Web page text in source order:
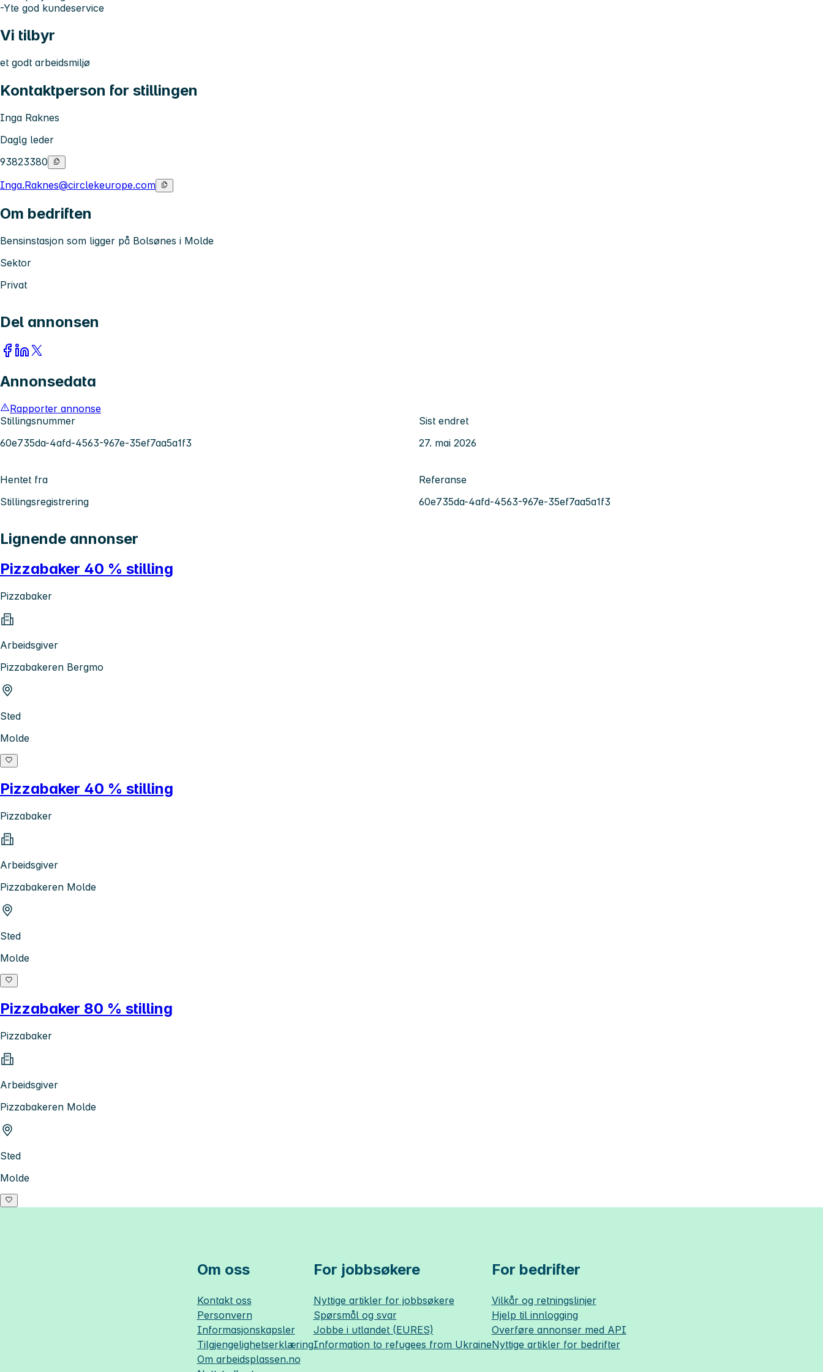
-Yte god kundeservice
Vi tilbyr
et godt arbeidsmiljø
Kontaktperson for stillingen
Inga Raknes
Daglg leder
93823380
Inga.Raknes@circlekeurope.com
Om bedriften
Bensinstasjon som ligger på Bolsønes i Molde
Sektor
Privat
Del annonsen
Annonsedata
Rapporter annonse
Stillingsnummer
60e735da-4afd-4563-967e-35ef7aa5a1f3
Sist endret
27. mai 2026
Hentet fra
Stillingsregistrering
Referanse
60e735da-4afd-4563-967e-35ef7aa5a1f3
Lignende annonser
Pizzabaker 40 % stilling
Pizzabaker
Arbeidsgiver
Pizzabakeren Bergmo
Sted
Molde
Pizzabaker 40 % stilling
Pizzabaker
Arbeidsgiver
Pizzabakeren Molde
Sted
Molde
Pizzabaker 80 % stilling
Pizzabaker
Arbeidsgiver
Pizzabakeren Molde
Sted
Molde
Om oss
Kontakt oss
Personvern
Informasjonskapsler
Tilgjengelighetserklæring
Om arbeidsplassen.no
For jobbsøkere
Nyttige artikler for jobbsøkere
Spørsmål og svar
Jobbe i utlandet (EURES)
Information to refugees from Ukraine
For bedrifter
Vilkår og retningslinjer
Hjelp til innlogging
Overføre annonser med API
Nyttige artikler for bedrifter